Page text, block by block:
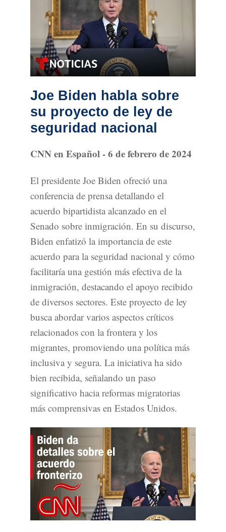
Joe Biden habla sobre
su proyecto de ley de
seguridad nacional
CNN en Español - 6 de febrero de 2024
El presidente Joe Biden ofreció una
conferencia de prensa detallando el
acuerdo bipartidista alcanzado en el
Senado sobre inmigración. En su discurso,
Biden enfatizó la importancia de este
acuerdo para la seguridad nacional y cómo
facilitaría una gestión más efectiva de la
inmigración, destacando el apoyo recibido
de diversos sectores. Este proyecto de ley
busca abordar varios aspectos críticos
relacionados con la frontera y los
migrantes, promoviendo una política más
inclusiva y segura. La iniciativa ha sido
bien recibida, señalando un paso
significativo hacia reformas migratorias
más comprensivas en Estados Unidos.